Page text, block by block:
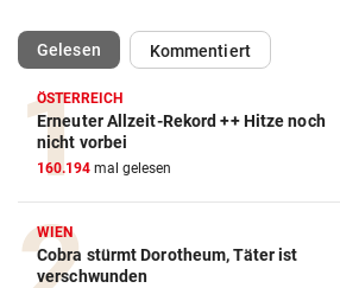
Gelesen(ausgewählt)Kommentiert
ÖSTERREICH
Erneuter Allzeit-Rekord ++ Hitze noch
nicht vorbei
160.194 mal gelesen
WIEN
Cobra stürmt Dorotheum, Täter ist
verschwunden